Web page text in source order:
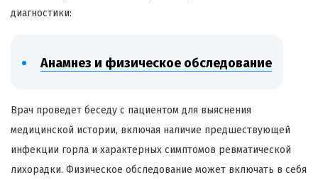
диагностики:
Анамнез и физическое обследование
Врач проведет беседу с пациентом для выяснения
медицинской истории, включая наличие предшествующей
инфекции горла и характерных симптомов ревматической
лихорадки. Физическое обследование может включать в себя